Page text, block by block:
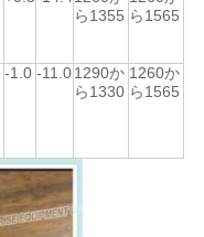
ら1355 ら1565
-1.0 -11.01290か
ら1330
1260か
ら1565